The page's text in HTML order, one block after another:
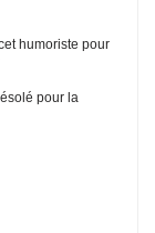
humoriste pour
pour la